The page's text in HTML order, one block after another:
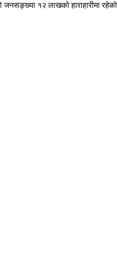
१२ लाखको हाराहारीमा